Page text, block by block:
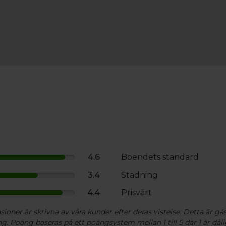
det på stora parkeringen framför vårt
4.6 Boendets standard
3.4 Städning
4.4 Prisvärt
är skrivna av våra kunder efter deras vistelse. Detta är
Poäng baseras på ett poängsystem mellan 1 till 5 där 1 är